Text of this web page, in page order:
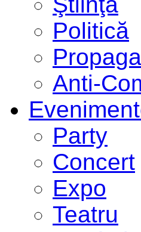
Politică
Anti-
Party
Concert
Expo
Teatru